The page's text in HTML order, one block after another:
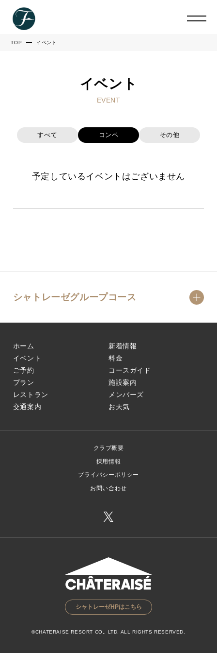
TOP イベント
イベント
EVENT
すべて コンペ その他
予定しているイベントはございません
シャトレーゼグループコース
ホーム
新着情報
イベント
料金
ご予約
コースガイド
プラン
施設案内
レストラン
メンバーズ
交通案内
お天気
クラブ概要
採用情報
プライバシーポリシー
お問い合わせ
シャトレーゼHPはこちら
©CHATERAISE RESORT CO,. LTD. ALL RIGHTS RESERVED.